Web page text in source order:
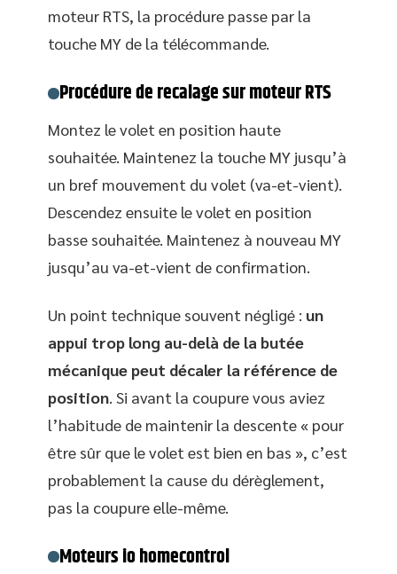
moteur RTS, la procédure passe par la
touche MY de la télécommande.
Procédure de recalage sur moteur RTS
Montez le volet en position haute
souhaitée. Maintenez la touche MY jusqu’à
un bref mouvement du volet (va-et-vient).
Descendez ensuite le volet en position
basse souhaitée. Maintenez à nouveau MY
jusqu’au va-et-vient de confirmation.
Un point technique souvent négligé : un
appui trop long au-delà de la butée
mécanique peut décaler la référence de
position. Si avant la coupure vous aviez
l’habitude de maintenir la descente « pour
être sûr que le volet est bien en bas », c’est
probablement la cause du dérèglement,
pas la coupure elle-même.
Moteurs io homecontrol